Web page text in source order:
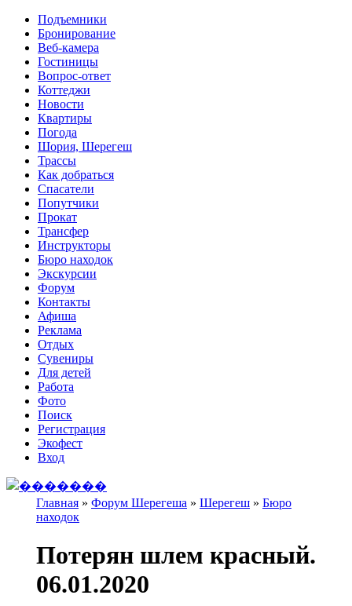
Перейти к основному содержанию
Подъемники
Бронирование
Веб-камера
Гостиницы
Вопрос-ответ
Коттеджи
Новости
Квартиры
Погода
Шория, Шерегеш
Трассы
Как добраться
Спасатели
Попутчики
Прокат
Трансфер
Инструкторы
Бюро находок
Экскурсии
Форум
Контакты
Афиша
Реклама
Отдых
Сувениры
Для детей
Работа
Фото
Поиск
Регистрация
Экофест
Вход
Вы здесь
Главная » Форум Шерегеша » Шерегеш » Бюро
находок
Потерян шлем красный.
06.01.2020